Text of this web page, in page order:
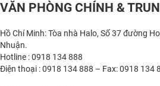
VĂN PHÒNG CHÍNH &
Hồ Chí Minh: Tòa nhà Halo, Số 37 đường
Nhuận.
Hotline : 0918 134 888
Điện thoại : 0918 134 888 – Fax: 0918 134